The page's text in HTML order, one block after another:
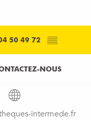
50 49 72 ▒▒
NOUS
intermede.fr